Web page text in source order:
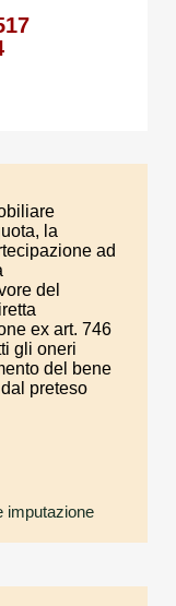
la
ad
del
ex art. 746
gli oneri
del bene
preteso
imputazione